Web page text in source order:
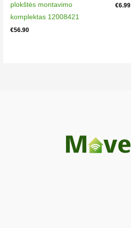
plokštės montavimo
komplektas 12008421
€56.90
€6.99